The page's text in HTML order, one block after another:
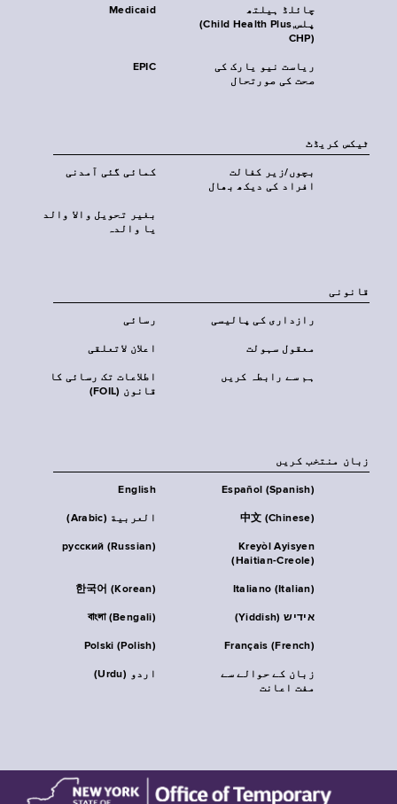
Medicaid
چائلڈ ہیلتھ
پلس‎(Child Health Plus,
CHP)‎
EPIC
ریاست نیو یارک کی
صحت کی صورتحال
ٹیکس کریڈٹ
کمائی گئی آمدنی
بچوں/زیر کفالت
افراد کی دیکھ بھال
بغیر تحویل والا والد
یا والدہ
قانونی
رسائی رازداری کی پالیسی
اعلان لاتعلقی معقول سہولت
اطلاعات تک رسائی کا
قانون (FOIL)
ہم سے رابطہ کریں
زبان منتخب کریں
English Español (Spanish)
العربية (Arabic) 中文 (Chinese)
русский (Russian)
Kreyòl Ayisyen
(Haitian-Creole)
한국어 (Korean) Italiano (Italian)
বাংলা (Bengali) אידיש (Yiddish)
Polski (Polish) Français (French)
اردو (Urdu)
زبان کے حوالے سے
مفت اعانت